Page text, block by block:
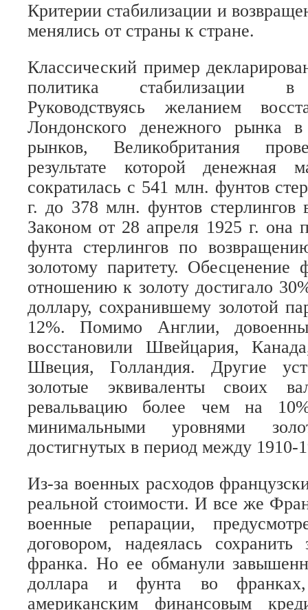
Критерии стабилизации и
менялись от страны к стране.
Классический пример
политика стабилизации в
Руководствуясь желанием
Лондонского денежного рынка
рынков, Великобритания
результате которой денежная
сократилась с 541 млн. фунтов
г. до 378 млн. фунтов стерлингов
Законом от 28 апреля 1925 г. она
фунта стерлингов по
золотому паритету. Обесценение
отношению к золоту достигало
доллару, сохранившему золотой
12%. Помимо Англии,
восстановили Швейцария,
Швеция, Голландия. Другие
золотые эквиваленты своих
ревальвацию более чем на
минимальными уровнями
достигнутых в период между 1910-
Из-за военных расходов
реальной стоимости. И все же
военные репарации,
договором, надеялась сохранить
франка. Но ее обманули
доллара и фунта во франках,
американским финансовым